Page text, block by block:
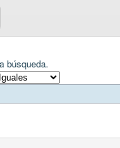
búsqueda.